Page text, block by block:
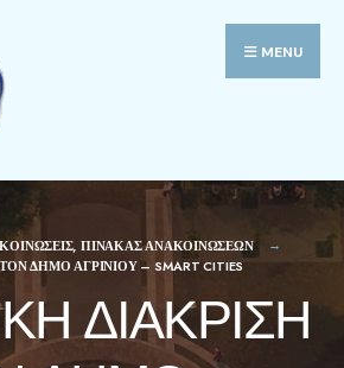
MENU
, ΠΙΝΑΚΑΣ ΑΝΑΚΟΙΝΩΣΕΩΝ
ΔΉΜΟ ΑΓΡΙΝΊΟΥ – SMART CITIES
ΔΙΆΚΡΙΣΗ